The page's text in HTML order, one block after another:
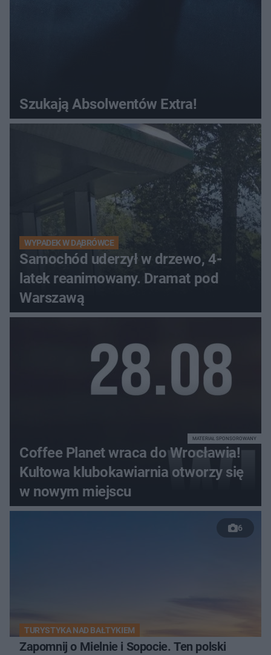
Szukają Absolwentów Extra!
WYPADEK W DĄBRÓWCE
Samochód uderzył w drzewo, 4-
latek reanimowany. Dramat pod
Warszawą
Coffee Planet wraca do Wrocławia!
Kultowa klubokawiarnia otworzy się
w nowym miejscu
MATERIAŁ SPONSOROWANY
6
TURYSTYKA NAD BAŁTYKIEM
Zapomnij o Mielnie i Sopocie. Ten polski